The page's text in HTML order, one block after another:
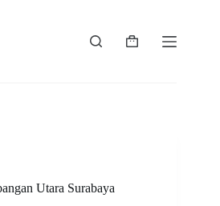
Utara Surabaya